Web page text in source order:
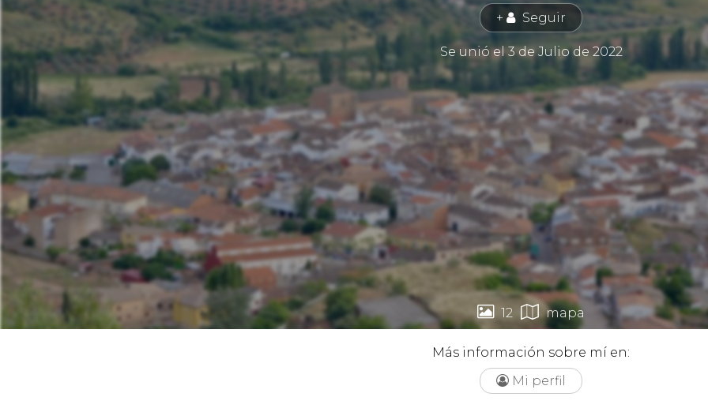
+ 👤 Seguir
Se unió el 3 de Julio de 2022
 12  mapa
Más información sobre mí en:
 Mi perfil